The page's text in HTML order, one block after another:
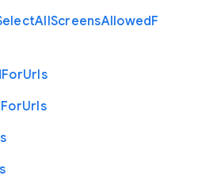
AllScreensAllowedF
ForUrls
ForUrls